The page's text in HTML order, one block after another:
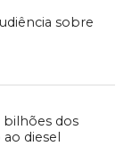
sobre
bilhões dos
diesel